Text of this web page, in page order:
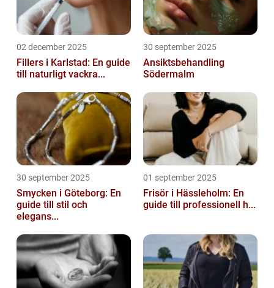
02 december 2025
Fillers i Karlstad: En guide
till naturligt vackra...
30 september 2025
Ansiktsbehandling
Södermalm
30 september 2025
Smycken i Göteborg: En
guide till stil och
elegans...
01 september 2025
Frisör i Hässleholm: En
guide till professionell h...